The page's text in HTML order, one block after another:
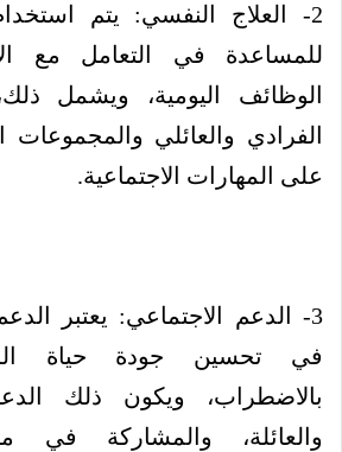
2- العلاج النفسي: يتم
للمساعدة في التعامل مع
الوظائف اليومية، ويشمل
الفرادي والعائلي والمجموعات
على المهارات الاجتماعية.
3- الدعم الاجتماعي: يعتبر
في تحسين جودة حياة
بالاضطراب، ويكون ذلك
والعائلة، والمشاركة في